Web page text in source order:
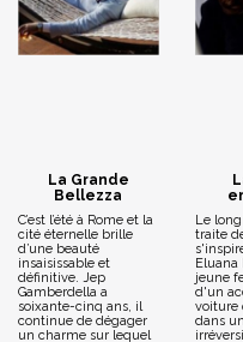
La Grande
Bellezza
C’est l’été à Rome et la
cité éternelle brille
d’une beauté
insaisissable et
définitive. Jep
Gamberdella a
soixante-cinq ans, il
continue de dégager
un charme sur lequel
Le
traite
Eluana
jeune
d'un
voiture
dans